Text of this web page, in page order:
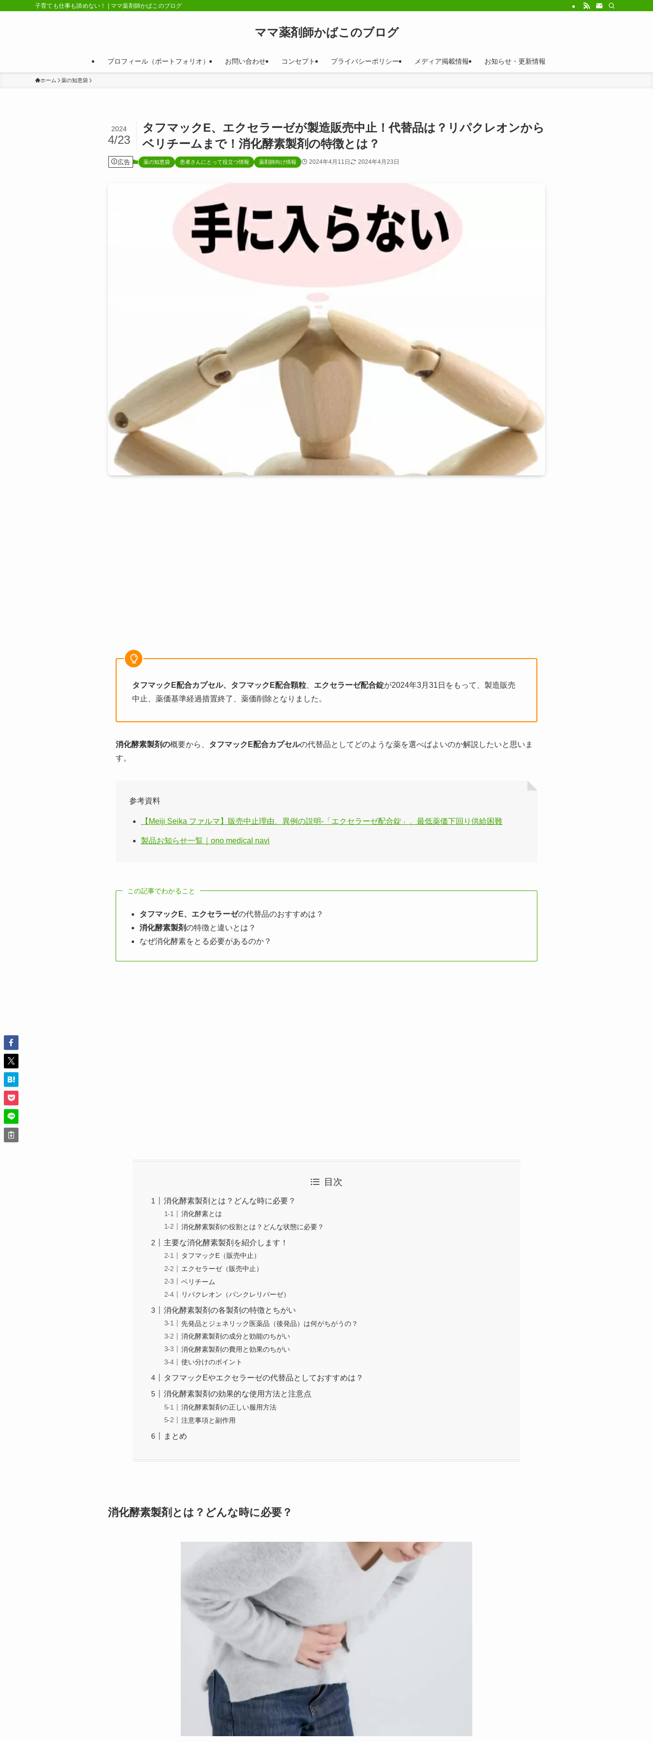
子育ても仕事も諦めない！ | ママ薬剤師かばこのブログ
ママ薬剤師かばこのブログ
プロフィール（ポートフォリオ） お問い合わせ コンセプト プライバシーポリシー メディア掲載情報 お知らせ・更新情報
ホーム 薬の知恵袋
タフマックE、エクセラーゼが製造販売中止！代替品は？リパクレオンから
ベリチームまで！消化酵素製剤の特徴とは？
2024
4/23
広告 薬の知恵袋 患者さんにとって役立つ情報 薬剤師向け情報 2024年4月11日 2024年4月23日
タフマックE配合カプセル、タフマックE配合顆粒 エクセラーゼ配合錠が2024年3月31日をもって、製造販売
中止、薬価基準経過措置終了、薬価削除となりました。
消化酵素製剤の概要から、 タフマックE配合カプセルの代替品としてどのような薬を選べばよいのか解説したいと思いま
す。
参考資料
【Meiji Seika ファルマ】販売中止理由、異例の説明‐「エクセラーゼ配合錠」、最低薬価下回り供給困難
製品お知らせ一覧｜ono medical navi
この記事でわかること
タフマックE、エクセラーゼの代替品のおすすめは？
消化酵素製剤の特徴と違いとは？
なぜ消化酵素をとる必要があるのか？
目次
消化酵素製剤とは？どんな時に必要？
消化酵素とは
消化酵素製剤の役割とは？どんな状態に必要？
主要な消化酵素製剤を紹介します！
タフマックE（販売中止）
エクセラーゼ（販売中止）
ベリチーム
リパクレオン（パンクレリパーゼ）
消化酵素製剤の各製剤の特徴とちがい
先発品とジェネリック医薬品（後発品）は何がちがうの？
消化酵素製剤の成分と効能のちがい
消化酵素製剤の費用と効果のちがい
使い分けのポイント
タフマックEやエクセラーゼの代替品としておすすめは？
消化酵素製剤の効果的な使用方法と注意点
消化酵素製剤の正しい服用方法
注意事項と副作用
まとめ
消化酵素製剤とは？どんな時に必要？